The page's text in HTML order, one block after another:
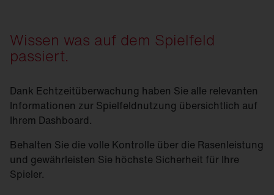
durch Identifikation beanspruchter Bereiche
und Planung entsprechender Wartungs- und
Wartung, gesteigerter Produktivität und
verlängerter Lebensdauer des Rasens.
Wissen was auf dem Spielfeld
passiert.
Dank Echtzeitüberwachung haben Sie alle relevanten
Informationen zur Spielfeldnutzung übersichtlich auf
Ihrem Dashboard.
Behalten Sie die volle Kontrolle über die Rasenleistung
und gewährleisten Sie höchste Sicherheit für Ihre
Spieler.